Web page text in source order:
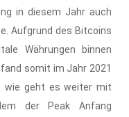
in diesem Jahr auch
Aufgrund des Bitcoins
Währungen binnen
somit im Jahr 2021
wie geht es weiter mit
der Peak Anfang